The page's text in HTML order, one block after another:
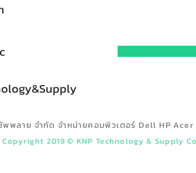
พพลาย จำกัด จำหน่ายคอมพิวเตอร์ Dell HP
Copyright 2019 © KNP Technology & Supply